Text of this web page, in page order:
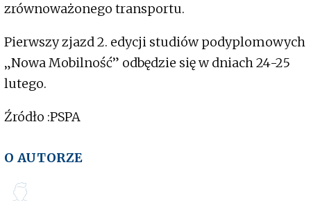
zrównoważonego transportu.
Pierwszy zjazd 2. edycji studiów podyplomowych
„Nowa Mobilność” odbędzie się w dniach 24-25
lutego.
Źródło :PSPA
O AUTORZE